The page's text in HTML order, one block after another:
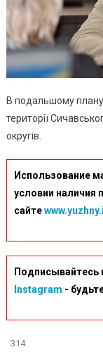
В подальшому
території
округів.
Использование
условии наличия
сайте
Подписывайтесь
Instagram -
314